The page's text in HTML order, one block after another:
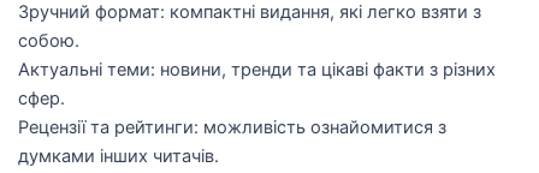
Зручний формат: компактні видання, які легко взяти з
собою.
Актуальні теми: новини, тренди та цікаві факти з різних
сфер.
Рецензії та рейтинги: можливість ознайомитися з
думками інших читачів.